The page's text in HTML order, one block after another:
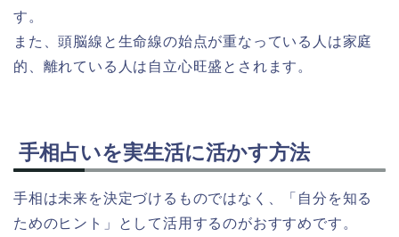
す。
また、頭脳線と生命線の始点が重なっている人は家庭
的、離れている人は自立心旺盛とされます。
手相占いを実生活に活かす方法
手相は未来を決定づけるものではなく、「自分を知る
ためのヒント」として活用するのがおすすめです。